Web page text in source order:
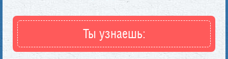
Ты узнаешь: